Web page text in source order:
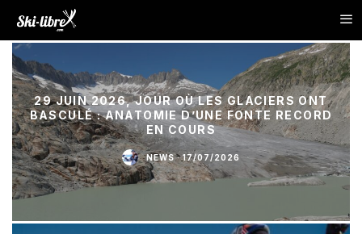
29 JUIN 2026, JOUR OÙ LES GLACIERS ONT
BASCULÉ : ANATOMIE D’UNE FONTE RECORD
EN COURS
NEWS · 17/07/2026